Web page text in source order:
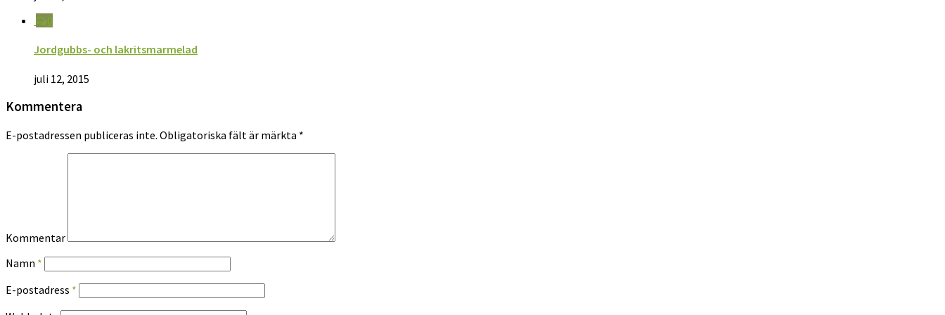
0
Jordgubbs- och lakritsmarmelad
juli 12, 2015
Kommentera
E-postadressen publiceras inte. Obligatoriska fält är märkta *
Kommentar
Namn *
E-postadress *